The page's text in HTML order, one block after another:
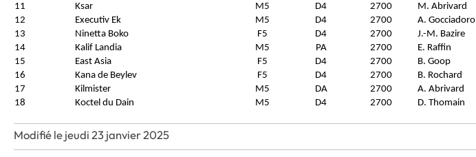
11
Ksar M5 D4 2700 M. Abrivard
12
Executiv Ek M5 D4 2700 A. Gocciadoro
13
Ninetta Boko F5 D4 2700 J.-M. Bazire
14
Kalif Landia M5 PA 2700 E. Raffin
15
East Asia F5 D4 2700 B. Goop
16
Kana de Beylev F5 D4 2700 B. Rochard
17
Kilmister M5 DA 2700 A. Abrivard
18
Koctel du Dain M5 D4 2700 D. Thomain
Modifié le jeudi 23 janvier 2025